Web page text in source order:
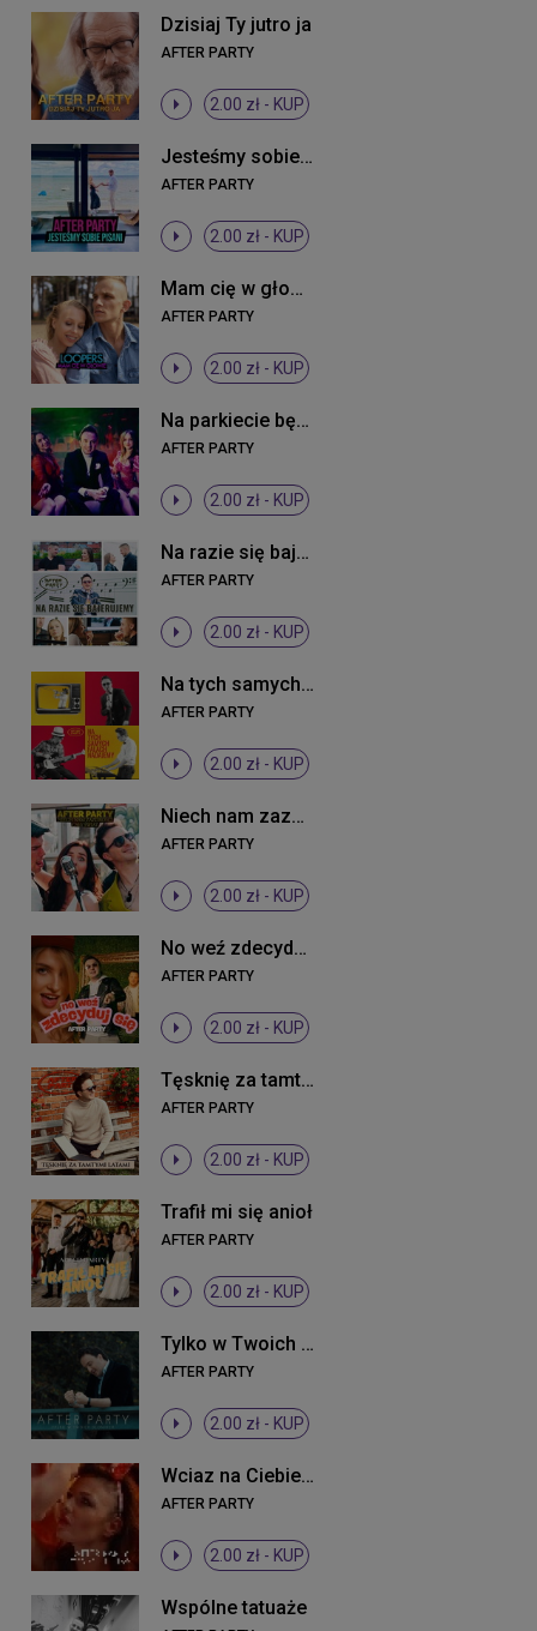
Dzisiaj Ty jutro ja
AFTER PARTY
2.00 zł - KUP
Jesteśmy sobie pisani
AFTER PARTY
2.00 zł - KUP
Mam cię w głowie
AFTER PARTY
2.00 zł - KUP
Na parkiecie będziesz wywijała
AFTER PARTY
2.00 zł - KUP
Na razie się bajerujemy
AFTER PARTY
2.00 zł - KUP
Na tych samych falach nadajemy
AFTER PARTY
2.00 zł - KUP
Niech nam zazdrości cały świat
AFTER PARTY
2.00 zł - KUP
No weź zdecyduj się
AFTER PARTY
2.00 zł - KUP
Tęsknię za tamtymi latami
AFTER PARTY
2.00 zł - KUP
Trafił mi się anioł
AFTER PARTY
2.00 zł - KUP
Tylko w Twoich dłoniach
AFTER PARTY
2.00 zł - KUP
Wciaz na Ciebie czekam
AFTER PARTY
2.00 zł - KUP
Wspólne tatuaże